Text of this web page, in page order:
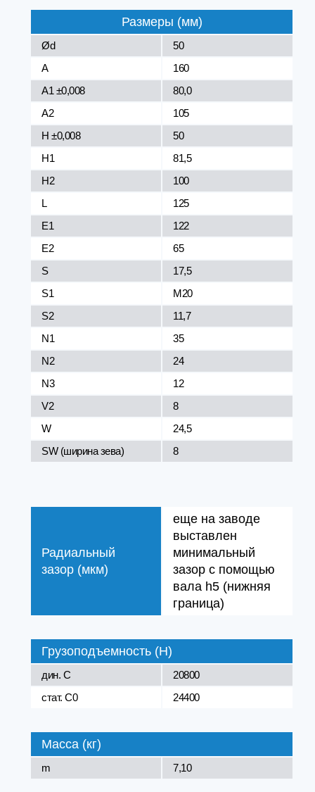
Размеры (мм)
Ød
50
A
160
A1 ±0,008
80,0
A2
105
H ±0,008
50
H1
81,5
H2
100
L
125
E1
122
E2
65
S
17,5
S1
M20
S2
11,7
N1
35
N2
24
N3
12
V2
8
W
24,5
SW (ширина зева)
8
Радиальный
зазор (мкм)
еще на заводе
выставлен
минимальный
зазор с помощью
вала h5 (нижняя
граница)
Грузоподъемность (Н)
дин. C
20800
стат. C0
24400
Масса (кг)
m 7,10